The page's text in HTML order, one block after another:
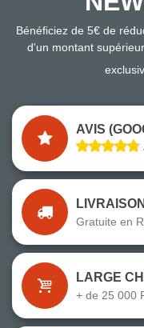
Bénéficiez de 5€ de
d'un montant
AVIS
Gratuite en
LARGE
+ de 25 000